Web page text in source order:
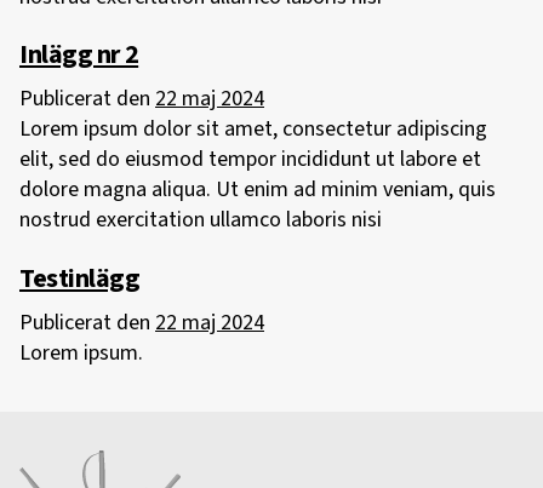
Inlägg nr 2
Publicerat den 22 maj 2024
Lorem ipsum dolor sit amet, consectetur adipiscing
elit, sed do eiusmod tempor incididunt ut labore et
dolore magna aliqua. Ut enim ad minim veniam, quis
nostrud exercitation ullamco laboris nisi
Testinlägg
Publicerat den 22 maj 2024
Lorem ipsum.